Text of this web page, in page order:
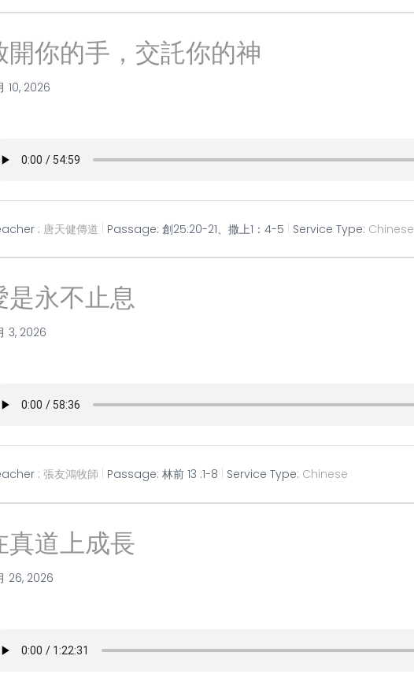
開你的手，交託你的神
10, 2026
: 唐天健傳道 Passage: 創25:20-21、撒上1：4-5 Service Type: Chinese
是永不止息
3, 2026
: 張友鴻牧師 Passage: 林前 13 :1-8 Service Type: Chinese
真道上成長
26, 2026